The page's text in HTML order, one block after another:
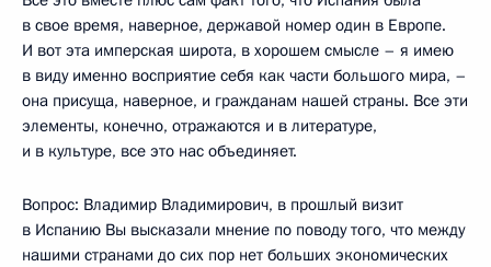
в свое время, наверное, державой номер один в Европе.
И вот эта имперская широта, в хорошем смысле – я имею
в виду именно восприятие себя как части большого мира, –
она присуща, наверное, и гражданам нашей страны. Все эти
элементы, конечно, отражаются и в литературе,
и в культуре, все это нас объединяет.
Вопрос: Владимир Владимирович, в прошлый визит
в Испанию Вы высказали мнение по поводу того, что между
нашими странами до сих пор нет больших экономических